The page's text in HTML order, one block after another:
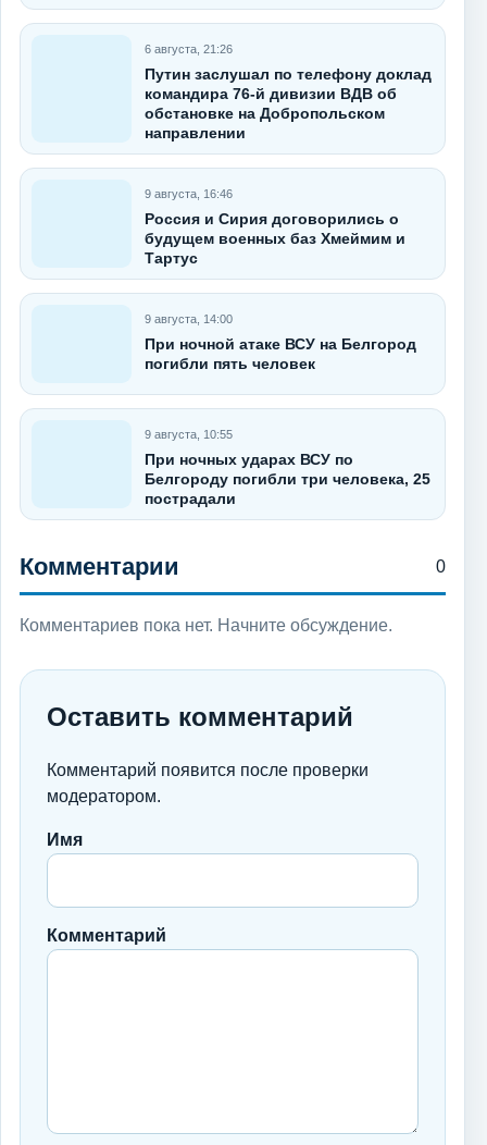
6 августа, 21:26
Путин заслушал по телефону доклад
командира 76-й дивизии ВДВ об
обстановке на Добропольском
направлении
9 августа, 16:46
Россия и Сирия договорились о
будущем военных баз Хмеймим и
Тартус
9 августа, 14:00
При ночной атаке ВСУ на Белгород
погибли пять человек
9 августа, 10:55
При ночных ударах ВСУ по
Белгороду погибли три человека, 25
пострадали
Комментарии 0
Комментариев пока нет. Начните обсуждение.
Оставить комментарий
Комментарий появится после проверки
модератором.
Имя
Комментарий